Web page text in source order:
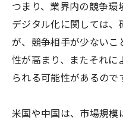
つまり、業界内の競争環
デジタル化に関しては、
が、競争相手が少ないこ
性が高まり、またそれに
られる可能性があるので
米国や中国は、市場規模